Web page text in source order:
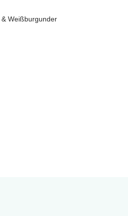
Weißburgunder